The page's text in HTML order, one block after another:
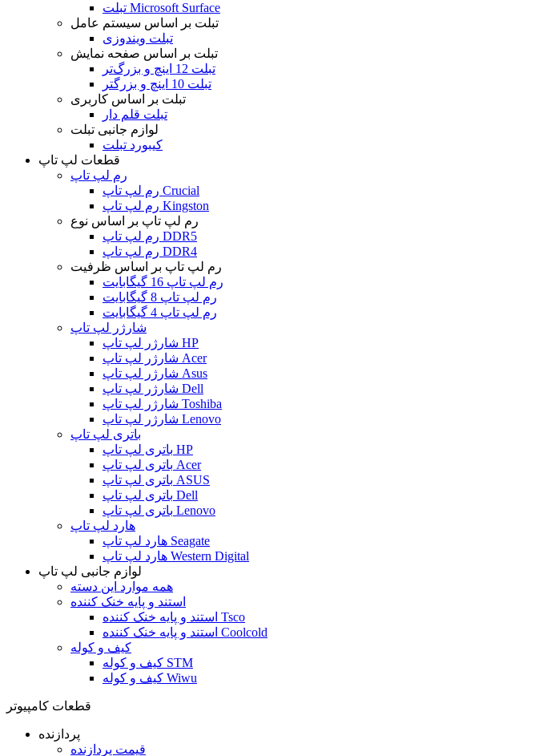
تبلت Microsoft Surface
تبلت بر اساس سیستم عامل
تبلت ویندوزی
تبلت بر اساس صفحه نمایش
تبلت 12 اینچ و بزرگ‌تر
تبلت 10 اینچ و بزرگتر
تبلت بر اساس کاربری
تبلت قلم دار
لوازم جانبی تبلت
کیبورد تبلت
قطعات لپ تاپ
رم لپ تاپ
رم لپ تاپ Crucial
رم لپ تاپ Kingston
رم لپ تاپ بر اساس نوع
رم لپ تاپ DDR5
رم لپ تاپ DDR4
رم لپ تاپ بر اساس ظرفیت
رم لپ تاپ 16 گیگابایت
رم لپ تاپ 8 گیگابایت
رم لپ تاپ 4 گیگابایت
شارژر لپ تاپ
شارژر لپ تاپ HP
شارژر لپ تاپ Acer
شارژر لپ تاپ Asus
شارژر لپ تاپ Dell
شارژر لپ تاپ Toshiba
شارژر لپ تاپ Lenovo
باتری لپ تاپ
باتری لپ تاپ HP
باتری لپ تاپ Acer
باتری لپ تاپ ASUS
باتری لپ تاپ Dell
باتری لپ تاپ Lenovo
هارد لپ تاپ
هارد لپ تاپ Seagate
هارد لپ تاپ Western Digital
لوازم جانبی لپ تاپ
همه موارد این دسته
استند و پایه خنک کننده
استند و پایه خنک کننده Tsco
استند و پایه خنک کننده Coolcold
کیف و کوله
کیف و کوله STM
کیف و کوله Wiwu
قطعات کامپیوتر
پردازنده
قیمت پردازنده